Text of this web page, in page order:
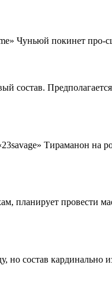
Чуньюй покинет про-
состав.
Тираманон на
планирует провести
но состав